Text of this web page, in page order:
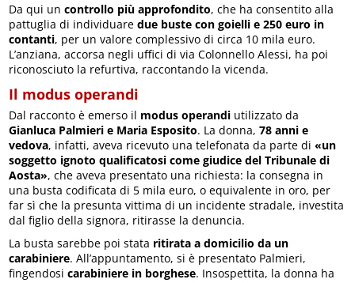
Da qui uncontrollo più approfondito, che ha consentito alla
pattuglia di individuaredue buste con goielli e 250 euro in
contanti, per un valore complessivo di circa 10 mila euro.
L’anziana, accorsa negli uffici di via Colonnello Alessi, ha poi
riconosciuto la refurtiva, raccontando la vicenda.
Il modus operandi
Dal racconto è emerso il modus operandi utilizzato da
Gianluca Palmieri e Maria Esposito. La donna,78 anni e
vedova, infatti, aveva ricevuto una telefonata da parte di«un
soggetto ignoto qualificatosi come giudice del Tribunale di
Aosta», che aveva presentato una richiesta: la consegna in
una busta codificata di 5 mila euro, o equivalente in oro, per
far sì che la presunta vittima di un incidente stradale, investita
dal figlio della signora, ritirasse la denuncia.
La busta sarebbe poi stata ritirata a domicilio da un
carabiniere. All’appuntamento, si è presentato Palmieri,
fingendosicarabiniere in borghese. Insospettita, la donna ha